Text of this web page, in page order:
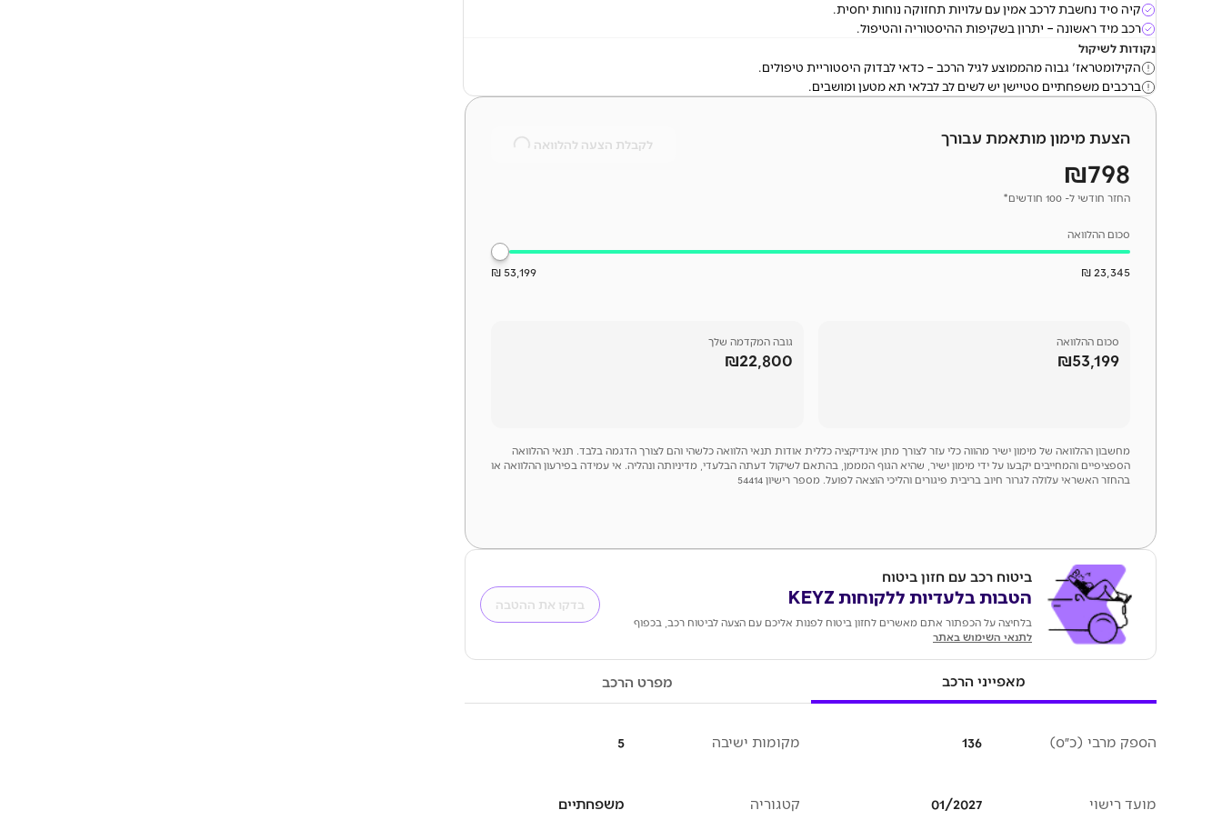
קיה סיד נחשבת לרכב אמין עם עלויות תחזוקה נוחות יחסית.
רכב מיד ראשונה – יתרון בשקיפות ההיסטוריה והטיפול.
נקודות לשיקול
הקילומטראז' גבוה מהממוצע לגיל הרכב – כדאי לבדוק היסטוריית טיפולים.
ברכבים משפחתיים סטיישן יש לשים לב לבלאי תא מטען ומושבים.
הצעת מימון מותאמת עבורך
₪798
החזר חודשי ל- 100 חודשים*
סכום ההלוואה
23,345 ₪
53,199 ₪
סכום ההלוואה
₪53,199
גובה המקדמה שלך
₪22,800
לקבלת הצעה להלוואה
מחשבון ההלוואה של מימון ישיר מהווה כלי עזר לצורך מתן אינדיקציה כללית אודות תנאי הלוואה כלשהי והם לצורך הדגמה בלבד. תנאי ההלוואה
הספציפיים והמחייבים יקבעו על ידי מימון ישיר, שהיא הגוף המממן, בהתאם לשיקול דעתה הבלעדי, מדיניותה ונהליה. אי עמידה בפירעון ההלוואה או
בהחזר האשראי עלולה לגרור חיוב בריבית פיגורים והליכי הוצאה לפועל. מספר רישיון 54414
ביטוח רכב עם חזון ביטוח
הטבות בלעדיות ללקוחות KEYZ בדקו את ההטבה
בלחיצה על הכפתור אתם מאשרים לחזון ביטוח לפנות אליכם עם הצעה לביטוח רכב, בכפוף
לתנאי השימוש באתר
מאפייני הרכב מפרט הרכב
הספק מרבי (כ״ס) 136 מקומות ישיבה 5
מועד רישוי 01/2027 קטגוריה משפחתיים